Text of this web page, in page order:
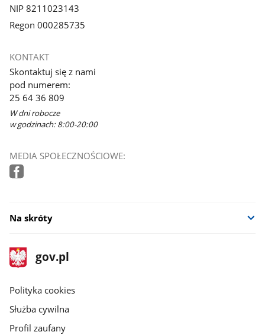
NIP 8211023143
Regon 000285735
KONTAKT
Skontaktuj się z nami
pod numerem:
25 64 36 809
W dni robocze
w godzinach: 8:00-20:00
MEDIA SPOŁECZNOŚCIOWE:
Na skróty
stopka
gov.pl
Strona
gov.pl
gov.pl
Polityka cookies
Służba cywilna
Profil zaufany